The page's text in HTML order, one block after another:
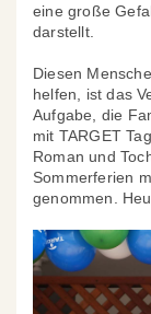
eine große
darstellt.
Diesen
helfen, ist das
Aufgabe, die
mit TARGET
Roman und
Sommerferien
genommen.